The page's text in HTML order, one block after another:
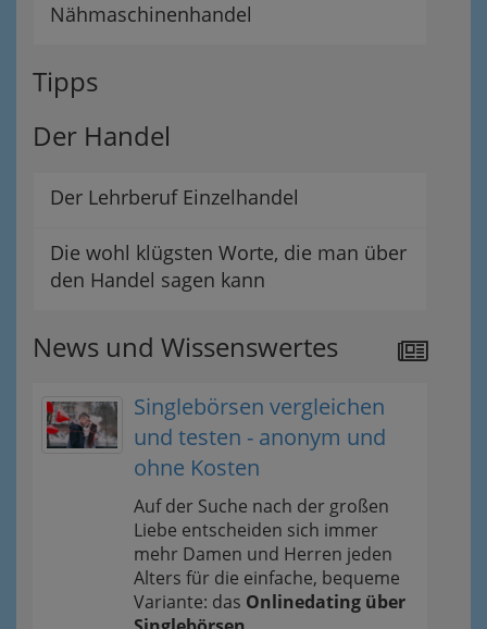
Nähmaschinenhandel
Tipps
Der Handel
Der Lehrberuf Einzelhandel
Die wohl klügsten Worte, die man über
den Handel sagen kann
News und Wissenswertes
Singlebörsen vergleichen
und testen - anonym und
ohne Kosten
Auf der Suche nach der großen
Liebe entscheiden sich immer
mehr Damen und Herren jeden
Alters für die einfache, bequeme
Variante: das Onlinedating über